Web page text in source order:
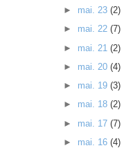
► mai. 23 (2)
► mai. 22 (7)
► mai. 21 (2)
► mai. 20 (4)
► mai. 19 (3)
► mai. 18 (2)
► mai. 17 (7)
► mai. 16 (4)